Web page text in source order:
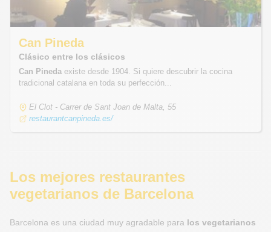
Can Pineda
Clásico entre los clásicos
Can Pineda existe desde 1904. Si quiere descubrir la cocina
tradicional catalana en toda su perfección...
El Clot - Carrer de Sant Joan de Malta, 55
restaurantcanpineda.es/
Los mejores restaurantes
vegetarianos de Barcelona
Barcelona es una ciudad muy agradable para los vegetarianos